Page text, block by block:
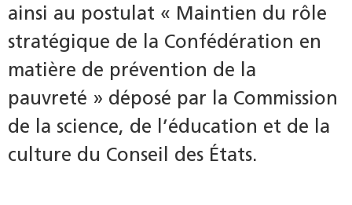
ainsi au postulat « Maintien du rôle
stratégique de la Confédération en
matière de prévention de la
pauvreté » déposé par la Commission
de la science, de l’éducation et de la
culture du Conseil des États.